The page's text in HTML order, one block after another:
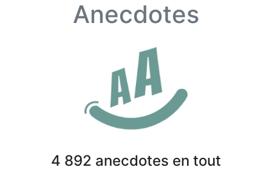
Anecdotes
4 892 anecdotes en tout